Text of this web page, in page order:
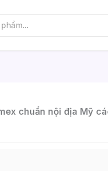
chuẩn nội địa Mỹ